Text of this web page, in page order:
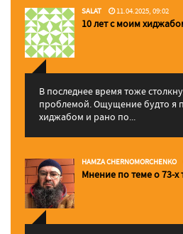
SALAT 11.04.2025, 09:02
10 лет с моим
В последнее время тоже
проблемой. Ощущение будто я
хиджабом и рано по...
HAMZA CHERNOMORCHENKO
Мнение по теме о 73-х